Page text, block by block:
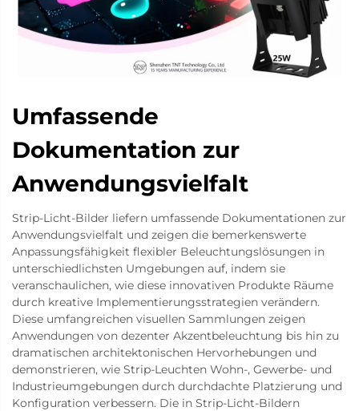
Umfassende
Dokumentation zur
Anwendungsvielfalt
Strip-Licht-Bilder liefern umfassende Dokumentationen zur
Anwendungsvielfalt und zeigen die bemerkenswerte
Anpassungsfähigkeit flexibler Beleuchtungslösungen in
unterschiedlichsten Umgebungen auf, indem sie
veranschaulichen, wie diese innovativen Produkte Räume
durch kreative Implementierungsstrategien verändern.
Diese umfangreichen visuellen Sammlungen zeigen
Anwendungen von dezenter Akzentbeleuchtung bis hin zu
dramatischen architektonischen Hervorhebungen und
demonstrieren, wie Strip-Leuchten Wohn-, Gewerbe- und
Industrieumgebungen durch durchdachte Platzierung und
Konfiguration verbessern. Die in Strip-Licht-Bildern